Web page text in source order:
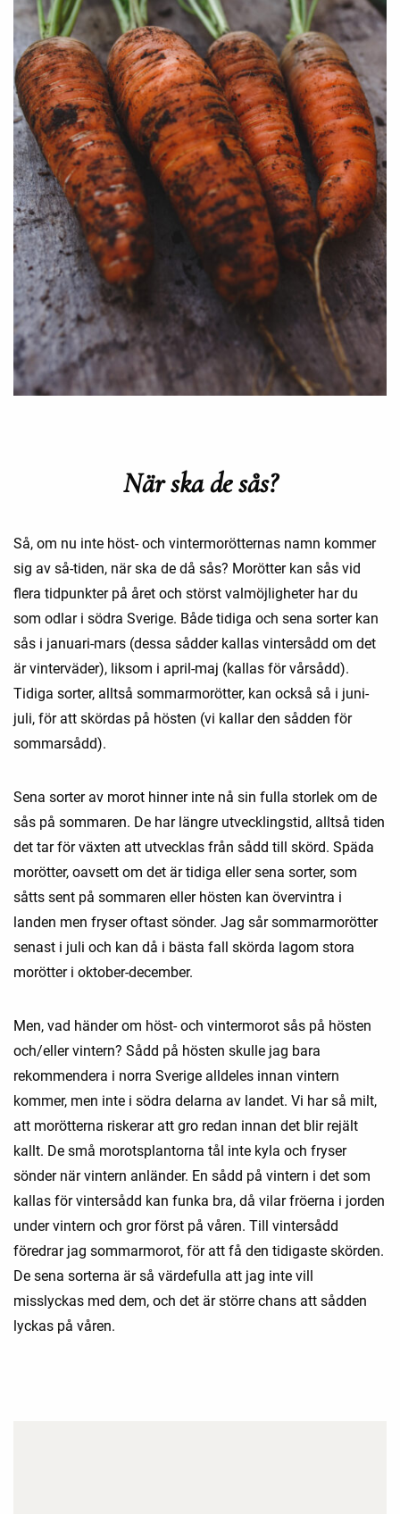
När ska de sås?
Så, om nu inte höst- och vintermorötternas namn kommer
sig av så-tiden, när ska de då sås? Morötter kan sås vid
flera tidpunkter på året och störst valmöjligheter har du
som odlar i södra Sverige. Både tidiga och sena sorter kan
sås i januari-mars (dessa sådder kallas vintersådd om det
är vinterväder), liksom i april-maj (kallas för vårsådd).
Tidiga sorter, alltså sommarmorötter, kan också så i juni-
juli, för att skördas på hösten (vi kallar den sådden för
sommarsådd).
Sena sorter av morot hinner inte nå sin fulla storlek om de
sås på sommaren. De har längre utvecklingstid, alltså tiden
det tar för växten att utvecklas från sådd till skörd. Späda
morötter, oavsett om det är tidiga eller sena sorter, som
såtts sent på sommaren eller hösten kan övervintra i
landen men fryser oftast sönder. Jag sår sommarmorötter
senast i juli och kan då i bästa fall skörda lagom stora
morötter i oktober-december.
Men, vad händer om höst- och vintermorot sås på hösten
och/eller vintern? Sådd på hösten skulle jag bara
rekommendera i norra Sverige alldeles innan vintern
kommer, men inte i södra delarna av landet. Vi har så milt,
att morötterna riskerar att gro redan innan det blir rejält
kallt. De små morotsplantorna tål inte kyla och fryser
sönder när vintern anländer. En sådd på vintern i det som
kallas för vintersådd kan funka bra, då vilar fröerna i jorden
under vintern och gror först på våren. Till vintersådd
föredrar jag sommarmorot, för att få den tidigaste skörden.
De sena sorterna är så värdefulla att jag inte vill
misslyckas med dem, och det är större chans att sådden
lyckas på våren.